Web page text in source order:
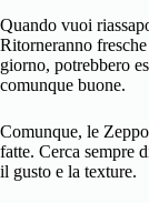
Quando vuoi
Ritorneranno
giorno, potrebbero
comunque buone.
Comunque, le
fatte. Cerca sempre
il gusto e la texture.